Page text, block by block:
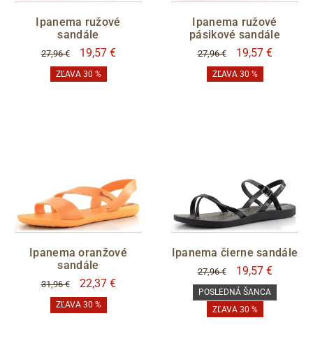
béžová oranžová
růžová barevná
VÝŠKA PODPATKU
Sleva
POSLEDNÍ ŠANCE
Ipanema ružové
sandále
27,96 € 19,57 €
ZĽAVA 30 %
Ipanema ružové
pásikové sandále
27,96 € 19,57 €
ZĽAVA 30 %
Ipanema oranžové
sandále
31,96 € 22,37 €
ZĽAVA 30 %
Ipanema čierne sandále
27,96 € 19,57 €
POSLEDNÁ ŠANCA
ZĽAVA 30 %